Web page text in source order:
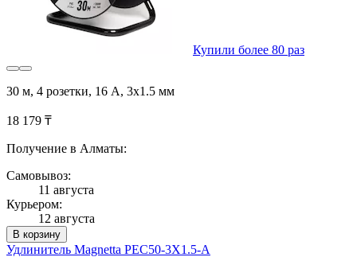
Купили более 80 раз
30 м, 4 розетки, 16 А, 3x1.5 мм
18 179 ₸
Получение в Алматы:
Самовывоз:
11 августа
Курьером:
12 августа
В корзину
Удлинитель Magnetta PEC50-3X1.5-A